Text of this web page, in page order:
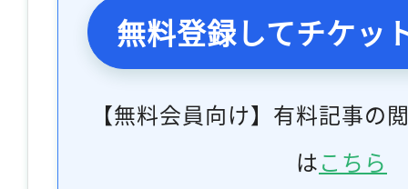
無料登録してチケッ
【無料会員向け】有料記事の
はこちら